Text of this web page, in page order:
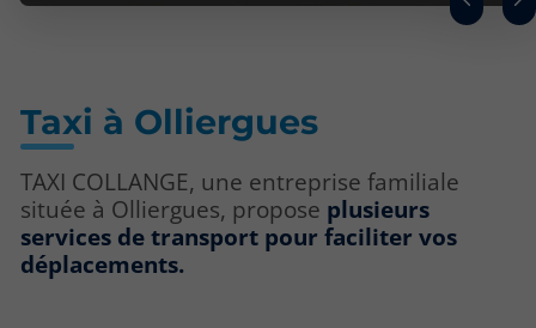
Taxi à Olliergues
TAXI COLLANGE, une entreprise familiale
située à Olliergues, propose plusieurs
services de transport pour faciliter vos
déplacements.